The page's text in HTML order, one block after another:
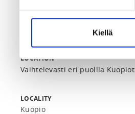
Kiellä
REGISTRATION PERIOD
Th 2.4.2026 at 00:00 - We
LOCATION
Vaihtelevasti eri puollla
LOCALITY
Kuopio